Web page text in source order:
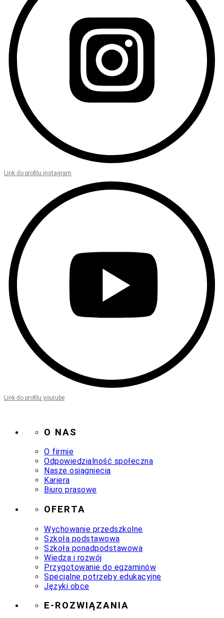
Link do profilu instagram
Link do profilu youtube
O NAS
O firmie
Odpowiedzialność społeczna
Nasze osiągniecia
Kariera
Biuro prasowe
OFERTA
Wychowanie przedszkolne
Szkoła podstawowa
Szkoła ponadpodstawowa
Wiedza i rozwój
Przygotowanie do egzaminów
Specjalne potrzeby edukacyjne
Języki obce
E-ROZWIĄZANIA